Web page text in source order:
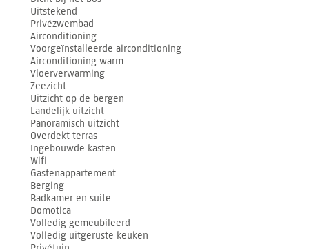
Uitstekend
Privézwembad
Airconditioning
Voorgeïnstalleerde airconditioning
Airconditioning warm
Vloerverwarming
Zeezicht
Uitzicht op de bergen
Landelijk uitzicht
Panoramisch uitzicht
Overdekt terras
Ingebouwde kasten
Wifi
Gastenappartement
Berging
Badkamer en suite
Domotica
Volledig gemeubileerd
Volledig uitgeruste keuken